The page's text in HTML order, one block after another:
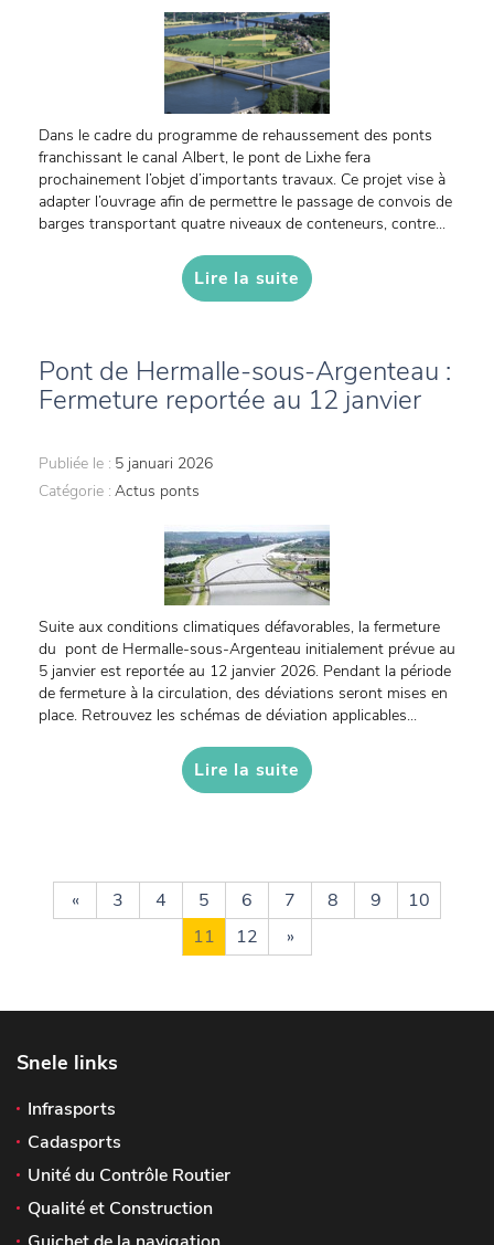
Dans le cadre du programme de rehaussement des ponts
franchissant le canal Albert, le pont de Lixhe fera
prochainement l’objet d’importants travaux. Ce projet vise à
adapter l’ouvrage afin de permettre le passage de convois de
barges transportant quatre niveaux de conteneurs, contre...
Lire la suite
Pont de Hermalle-sous-Argenteau :
Fermeture reportée au 12 janvier
Publiée le : 5 januari 2026
Catégorie : Actus ponts
Suite aux conditions climatiques défavorables, la fermeture
du pont de Hermalle-sous-Argenteau initialement prévue au
5 janvier est reportée au 12 janvier 2026. Pendant la période
de fermeture à la circulation, des déviations seront mises en
place. Retrouvez les schémas de déviation applicables...
Lire la suite
« 3 4 5 6 7 8 9
10
11
12 »
Snele links
Infrasports
Cadasports
Unité du Contrôle Routier
Qualité et Construction